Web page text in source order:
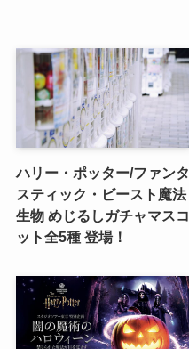
ハリー・ポッター/ファンタ
スティック・ビースト魔法
生物 めじるしガチャマスコ
ット全5種 登場！